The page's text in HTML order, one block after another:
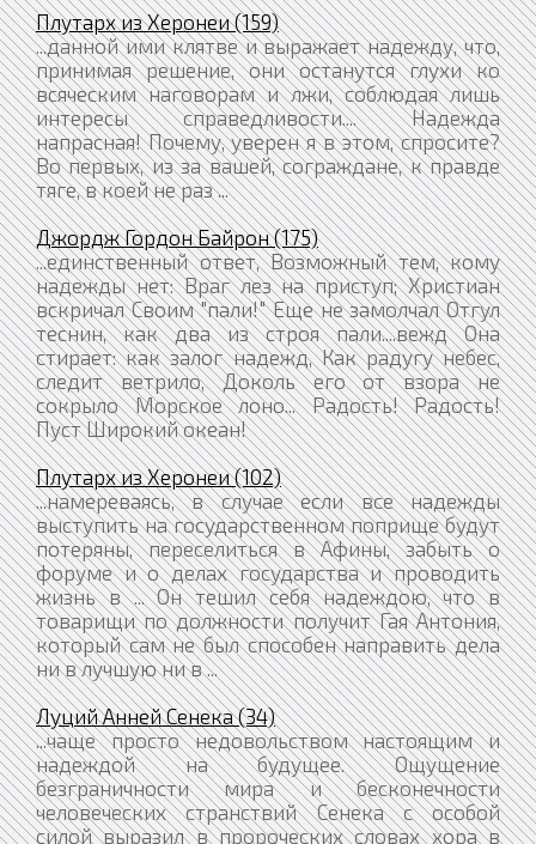
Плутарх из Херонеи (159)
...данной ими клятве и выражает надежду, что,
принимая решение, они останутся глухи ко
всяческим наговорам и лжи, соблюдая лишь
интересы справедливости.... Надежда
напрасная! Почему, уверен я в этом, спросите?
Во первых, из за вашей, сограждане, к правде
тяге, в коей не раз ...
Джордж Гордон Байрон (175)
...единственный ответ, Возможный тем, кому
надежды нет: Враг лез на приступ; Христиан
вскричал Своим "пали!" Еще не замолчал Отгул
теснин, как два из строя пали....вежд Она
стирает: как залог надежд, Как радугу небес,
следит ветрило, Доколь его от взора не
сокрыло Морское лоно... Радость! Радость!
Пуст Широкий океан!
Плутарх из Херонеи (102)
...намереваясь, в случае если все надежды
выступить на государственном поприще будут
потеряны, переселиться в Афины, забыть о
форуме и о делах государства и проводить
жизнь в ... Он тешил себя надеждою, что в
товарищи по должности получит Гая Антония,
который сам не был способен направить дела
ни в лучшую ни в ...
Луций Анней Сенека (34)
...чаще просто недовольством настоящим и
надеждой на будущее. Ощущение
безграничности мира и бесконечности
человеческих странствий Сенека с особой
силой выразил в пророческих словах хора в